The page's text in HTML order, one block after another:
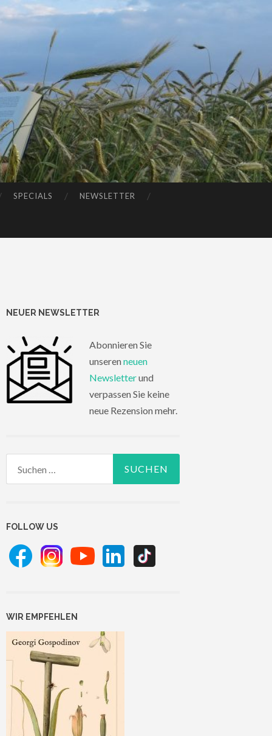
SPECIALS NEWSLETTER
NEUER NEWSLETTER
Abonnieren Sie
unserenneuen
Newsletterund
verpassen Sie keine
neue Rezension mehr.
FOLLOW US
WIR EMPFEHLEN